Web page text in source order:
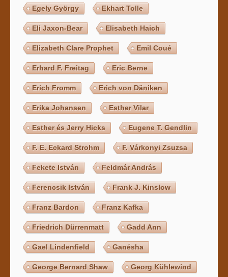
Egely György Ekhart Tolle
Eli Jaxon-Bear Elisabeth Haich
Elizabeth Clare Prophet Emil Coué
Erhard F. Freitag Eric Berne
Erich Fromm Erich von Däniken
Erika Johansen Esther Vilar
Esther és Jerry Hicks Eugene T. Gendlin
F. E. Eckard Strohm F. Várkonyi Zsuzsa
Fekete István Feldmár András
Ferencsik István Frank J. Kinslow
Franz Bardon Franz Kafka
Friedrich Dürrenmatt Gadd Ann
Gael Lindenfield Ganésha
George Bernard Shaw Georg Kühlewind